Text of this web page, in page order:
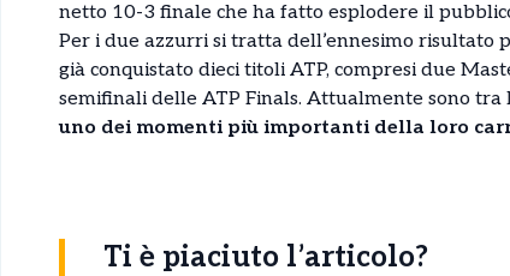
netto 10-3 finale che ha fatto esplodere il
Per i due azzurri si tratta dell’ennesimo risultato
già conquistato dieci titoli ATP, compresi due
semifinali delle ATP Finals. Attualmente sono
uno dei momenti più importanti della loro
Ti è piaciuto l’articolo?